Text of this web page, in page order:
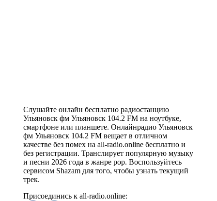
Слушайте онлайн бесплатно радиостанцию
Ульяновск фм Ульяновск 104.2 FM на ноутбуке,
смартфоне или планшете. Онлайнрадио Ульяновск
фм Ульяновск 104.2 FM вещает в отличном
качестве без помех на all-radio.online бесплатно и
без регистрации. Транслирует популярную музыку
и песни 2026 года в жанре pop. Воспользуйтесь
сервисом Shazam для того, чтобы узнать текущий
трек.
Присоединись к all-radio.online: